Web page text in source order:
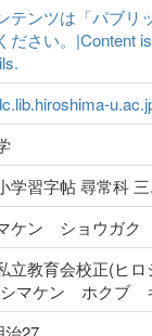
テンツは「パブリ
ださい。|Content
学習字帖 尋常科
ケン ショウガ
立教育会校正(ヒ
マケン ホクブ